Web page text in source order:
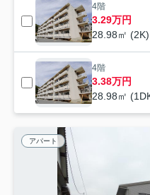
4階
3.29万円
28.98㎡ (2K)
4階
3.38万円
28.98㎡
アパート